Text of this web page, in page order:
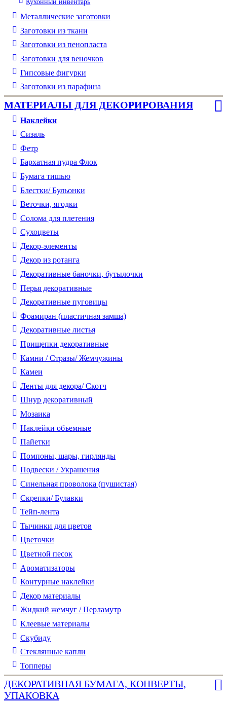
Кухонный инвентарь
Металлические заготовки
Заготовки из ткани
Заготовки из пенопласта
Заготовки для веночков
Гипсовые фигурки
Заготовки из парафина
МАТЕРИАЛЫ ДЛЯ ДЕКОРИРОВАНИЯ
Наклейки
Сизаль
Фетр
Бархатная пудра Флок
Бумага тишью
Блестки/ Бульонки
Веточки, ягодки
Солома для плетения
Cухоцветы
Декор-элементы
Декор из ротанга
Декоративные баночки, бутылочки
Перья декоративные
Декоративные пуговицы
Фоамиран (пластичная замша)
Декоративные листья
Прищепки декоративные
Камни / Cтразы/ Жемчужины
Камеи
Ленты для декора/ Скотч
Шнур декоративный
Мозаика
Наклейки объемные
Пайетки
Помпоны, шары, гирлянды
Подвески / Украшения
Синельная проволока (пушистая)
Скрепки/ Булавки
Тейп-лента
Тычинки для цветов
Цветочки
Цветной песок
Ароматизаторы
Контурные наклейки
Декор материалы
Жидкий жемчуг / Перламутр
Клеевые материалы
Скубиду
Стеклянные капли
Топперы
ДЕКОРАТИВНАЯ БУМАГА, КОНВЕРТЫ,
УПАКОВКА